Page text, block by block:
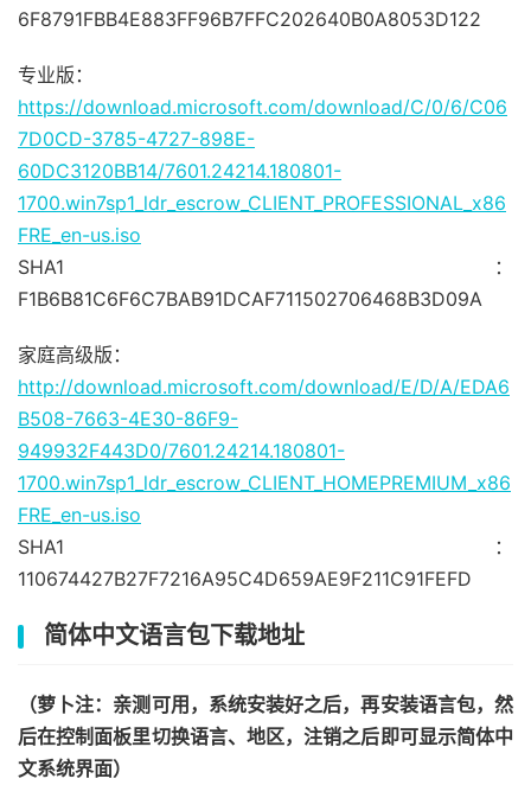
6F8791FBB4E883FF96B7FFC202640B0A8053D122
专业版：
https://download.microsoft.com/download/C/0/6/C06
7D0CD-3785-4727-898E-
60DC3120BB14/7601.24214.180801-
1700.win7sp1_ldr_escrow_CLIENT_PROFESSIONAL_x86
FRE_en-us.iso
SHA1：
F1B6B81C6F6C7BAB91DCAF711502706468B3D09A
家庭高级版：
http://download.microsoft.com/download/E/D/A/EDA6
B508-7663-4E30-86F9-
949932F443D0/7601.24214.180801-
1700.win7sp1_ldr_escrow_CLIENT_HOMEPREMIUM_x86
FRE_en-us.iso
SHA1：
110674427B27F7216A95C4D659AE9F211C91FEFD
简体中文语言包下载地址
（萝卜注：亲测可用，系统安装好之后，再安装语言包，然
后在控制面板里切换语言、地区，注销之后即可显示简体中
文系统界面）